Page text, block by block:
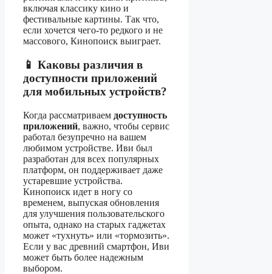
включая классику кино и
фестивальные картины. Так что,
если хочется чего-то редкого и не
массового, Кинопоиск выиграет.
📱 Каковы различия в
доступности приложений
для мобильных устройств?
Когда рассматриваем доступность
приложений, важно, чтобы сервис
работал безупречно на вашем
любимом устройстве. Иви был
разработан для всех популярных
платформ, он поддерживает даже
устаревшие устройства.
Кинопоиск идет в ногу со
временем, выпуская обновления
для улучшения пользовательского
опыта, однако на старых гаджетах
может «тухнуть» или «тормозить».
Если у вас древний смартфон, Иви
может быть более надежным
выбором.